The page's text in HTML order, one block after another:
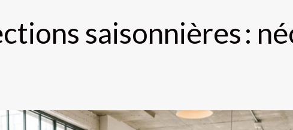
saisonnières :